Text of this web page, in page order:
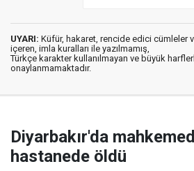
UYARI: Küfür, hakaret, rencide edici cümleler
içeren, imla kuralları ile yazılmamış,
Türkçe karakter kullanılmayan ve büyük
onaylanmamaktadır.
Diyarbakır'da
hastanede öldü